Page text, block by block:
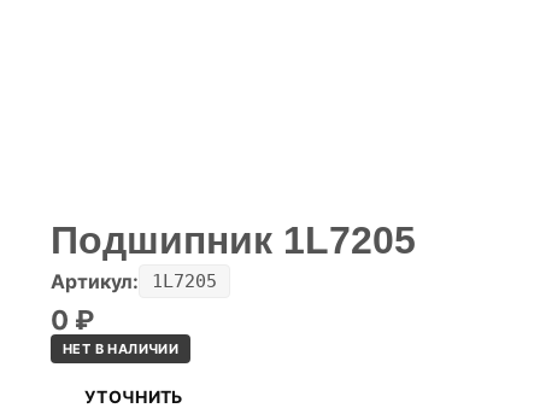
Подшипник 1L7205
Артикул: 1L7205
0 ₽
НЕТ В НАЛИЧИИ
УТОЧНИТЬ